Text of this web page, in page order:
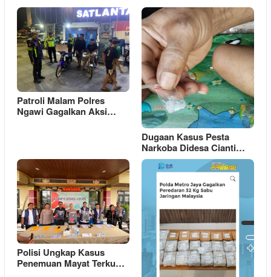
Patroli Malam Polres
Ngawi Gagalkan Aksi…
Dugaan Kasus Pesta
Narkoba Didesa Cianti…
Polisi Ungkap Kasus
Penemuan Mayat Terku…